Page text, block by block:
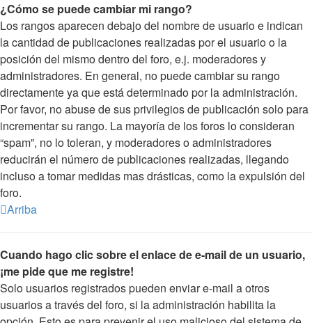
¿Cómo se puede cambiar mi rango?
Los rangos aparecen debajo del nombre de usuario e indican
la cantidad de publicaciones realizadas por el usuario o la
posición del mismo dentro del foro, e.j. moderadores y
administradores. En general, no puede cambiar su rango
directamente ya que está determinado por la administración.
Por favor, no abuse de sus privilegios de publicación solo para
incrementar su rango. La mayoría de los foros lo consideran
“spam”, no lo toleran, y moderadores o administradores
reducirán el número de publicaciones realizadas, llegando
incluso a tomar medidas mas drásticas, como la expulsión del
foro.
Arriba
Cuando hago clic sobre el enlace de e-mail de un usuario,
¡me pide que me registre!
Solo usuarios registrados pueden enviar e-mail a otros
usuarios a través del foro, si la administración habilita la